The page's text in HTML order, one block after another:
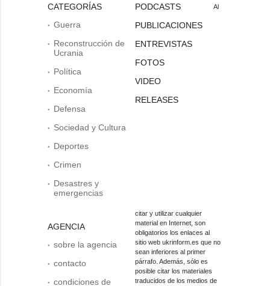
CATEGORÍAS
Guerra
Reconstrucción de
Ucrania
Política
Economía
Defensa
Sociedad y Cultura
Deportes
Crimen
Desastres y
emergencias
AGENCIA
sobre la agencia
contacto
condiciones de
PODCASTS
PUBLICACIONES
ENTREVISTAS
FOTOS
VIDEO
RELEASES
Al
citar y utilizar cualquier
material en Internet, son
obligatorios los enlaces al
sitio web ukrinform.es que no
sean inferiores al primer
párrafo. Además, sólo es
posible citar los materiales
traducidos de los medios de